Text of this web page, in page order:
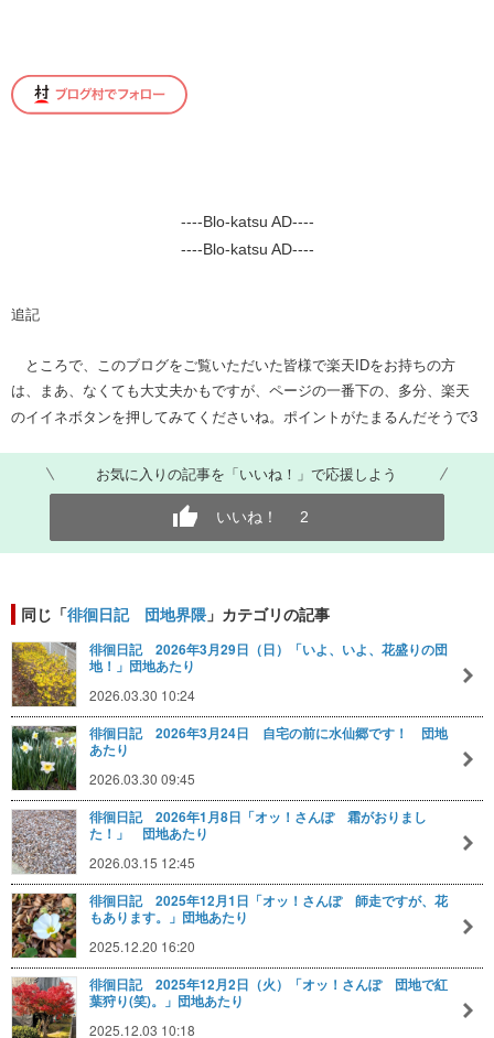
----Blo-katsu AD----
----Blo-katsu AD----
​​​​​追記​
ところで、このブログをご覧いただいた皆様で楽天IDをお持ちの方
は、まあ、なくても大丈夫かもですが、ページの一番下の、多分、楽天
のイイネボタンを押してみてくださいね。ポイントがたまるんだそうで3
お気に入りの記事を「いいね！」で応援しよう
いいね！ 2
同じ「徘徊日記 団地界隈 」カテゴリの記事
徘徊日記 2026年3月29日（日）「いよ、いよ、花盛りの団
地！」団地あたり
2026.03.30 10:24
徘徊日記 2026年3月24日 自宅の前に水仙郷です！ 団地
あたり
2026.03.30 09:45
徘徊日記 2026年1月8日「オッ！さんぽ 霜がおりまし
た！」 団地あたり
2026.03.15 12:45
徘徊日記 2025年12月1日「オッ！さんぽ 師走ですが、花
もあります。」団地あたり
2025.12.20 16:20
徘徊日記 2025年12月2日（火）「オッ！さんぽ 団地で紅
葉狩り(笑)。」団地あたり
2025.12.03 10:18